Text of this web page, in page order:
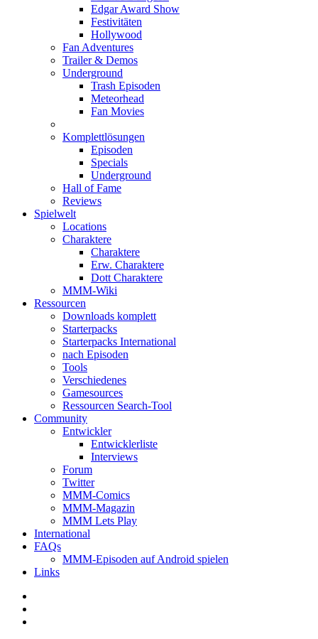
Edgar Award Show
Festivitäten
Hollywood
Fan Adventures
Trailer & Demos
Underground
Trash Episoden
Meteorhead
Fan Movies
Komplettlösungen
Episoden
Specials
Underground
Hall of Fame
Reviews
Spielwelt
Locations
Charaktere
Charaktere
Erw. Charaktere
Dott Charaktere
MMM-Wiki
Ressourcen
Downloads komplett
Starterpacks
Starterpacks International
nach Episoden
Tools
Verschiedenes
Gamesources
Ressourcen Search-Tool
Community
Entwickler
Entwicklerliste
Interviews
Forum
Twitter
MMM-Comics
MMM-Magazin
MMM Lets Play
International
FAQs
MMM-Episoden auf Android spielen
Links